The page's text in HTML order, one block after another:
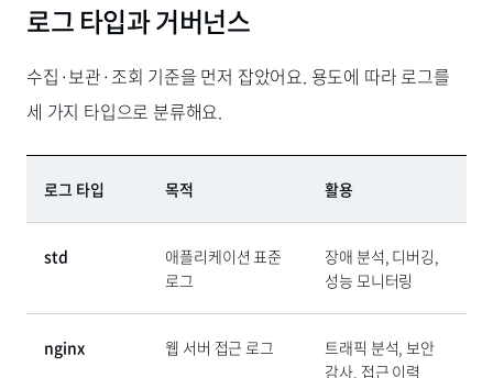
로그 타입과 거버넌스
수집·보관·조회 기준을 먼저 잡았어요. 용도에 따라 로그를
세 가지 타입으로 분류해요.
로그 타입 목적 활용
std
애플리케이션 표준
로그
장애 분석, 디버깅,
성능 모니터링
nginx 웹 서버 접근 로그
트래픽 분석, 보안
감사, 접근 이력